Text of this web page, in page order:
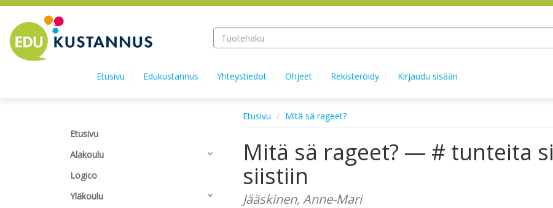
Hyppää pääsisältöön
Etusivu Edukustannus Yhteystiedot Ohjeet Rekisteröidy Kirjaudu sisään
Etusivu
Alakoulu
Logico
Yläkoulu
Etusivu Mitä sä rageet?
Mitä sä rageet? — # tunteita
siistiin
Jääskinen, Anne-Mari